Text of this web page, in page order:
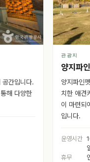
공간입니다.
해 다양한
관광지
양지파
양지파인
치한 애견
이 마련되
입니다.
운영시간
휴무